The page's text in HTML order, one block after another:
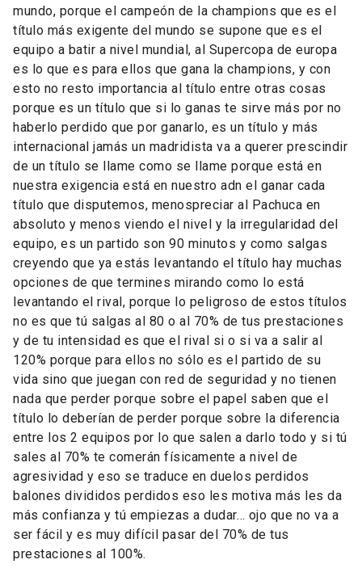
mundo, porque el campeón de la champions que es el
título más exigente del mundo se supone que es el
equipo a batir a nivel mundial, al Supercopa de europa
es lo que es para ellos que gana la champions, y con
esto no resto importancia al título entre otras cosas
porque es un título que si lo ganas te sirve más por no
haberlo perdido que por ganarlo, es un título y más
internacional jamás un madridista va a querer prescindir
de un título se llame como se llame porque está en
nuestra exigencia está en nuestro adn el ganar cada
título que disputemos, menospreciar al Pachuca en
absoluto y menos viendo el nivel y la irregularidad del
equipo, es un partido son 90 minutos y como salgas
creyendo que ya estás levantando el título hay muchas
opciones de que termines mirando como lo está
levantando el rival, porque lo peligroso de estos títulos
no es que tú salgas al 80 o al 70% de tus prestaciones
y de tu intensidad es que el rival si o si va a salir al
120% porque para ellos no sólo es el partido de su
vida sino que juegan con red de seguridad y no tienen
nada que perder porque sobre el papel saben que el
título lo deberían de perder porque sobre la diferencia
entre los 2 equipos por lo que salen a darlo todo y si tú
sales al 70% te comerán físicamente a nivel de
agresividad y eso se traduce en duelos perdidos
balones divididos perdidos eso les motiva más les da
más confianza y tú empiezas a dudar… ojo que no va a
ser fácil y es muy difícil pasar del 70% de tus
prestaciones al 100%.